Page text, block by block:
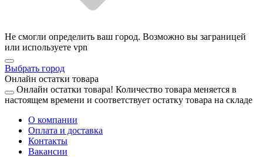
Не смогли определить ваш город. Возможно вы заграницей
или используете vpn
Выбрать город
Онлайн остатки товара
Онлайн остатки товара! Количество товара меняется в
настоящем времени и соответствует остатку товара на складе
О компании
Оплата и доставка
Контакты
Вакансии